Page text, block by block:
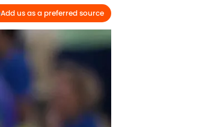
Add us as a preferred source